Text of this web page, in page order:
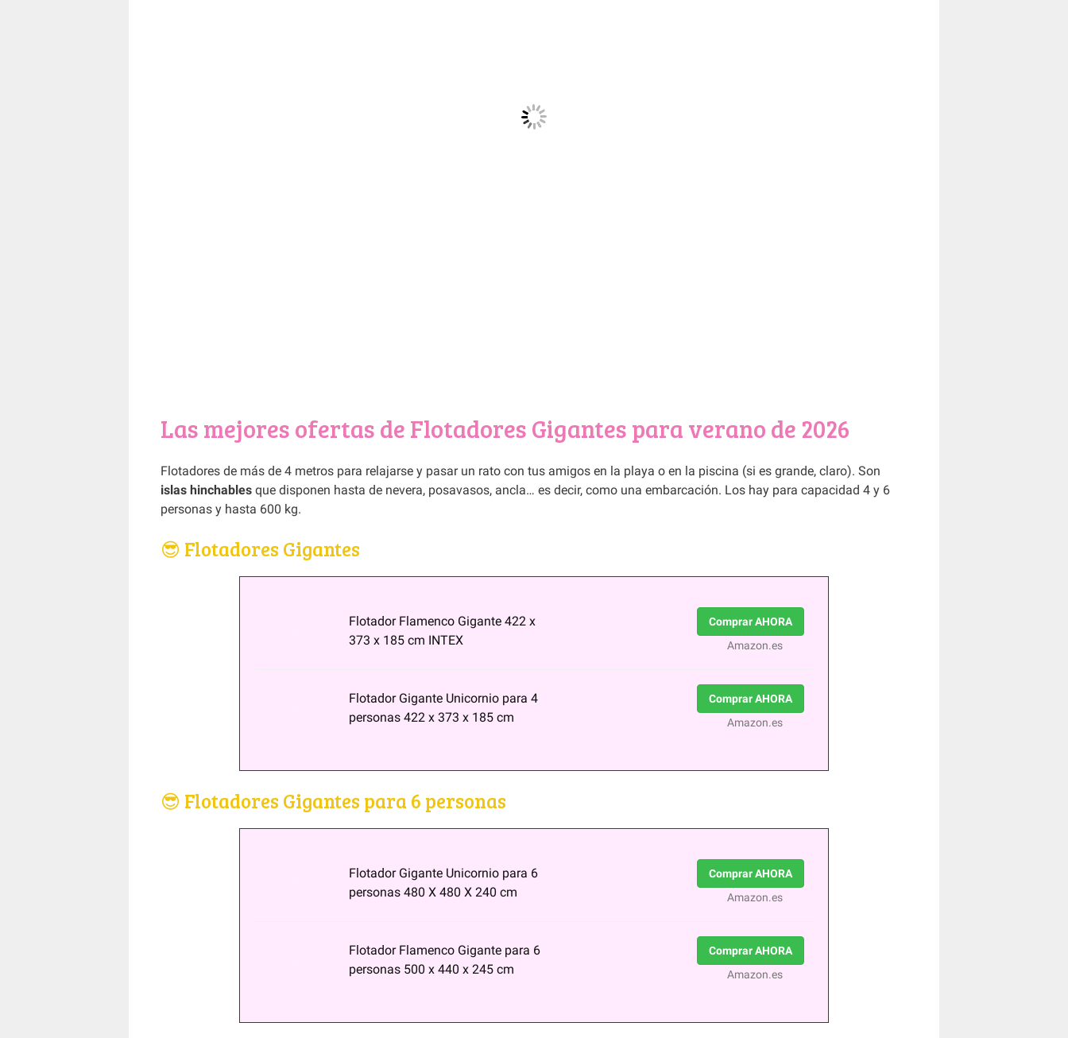
Las mejores ofertas de Flotadores Gigantes para verano de 2026
Flotadores de más de 4 metros para relajarse y pasar un rato con tus amigos en la playa o en la piscina (si es grande, claro). Son
islas hinchables que disponen hasta de nevera, posavasos, ancla… es decir, como una embarcación. Los hay para capacidad 4 y 6
personas y hasta 600 kg.
😎 Flotadores Gigantes
Flotador Flamenco Gigante 422 x
373 x 185 cm INTEX
Comprar AHORA
Amazon.es
Flotador Gigante Unicornio para 4
personas 422 x 373 x 185 cm
Comprar AHORA
Amazon.es
😎 Flotadores Gigantes para 6 personas
Flotador Gigante Unicornio para 6
personas 480 X 480 X 240 cm
Comprar AHORA
Amazon.es
Flotador Flamenco Gigante para 6
personas 500 x 440 x 245 cm
Comprar AHORA
Amazon.es